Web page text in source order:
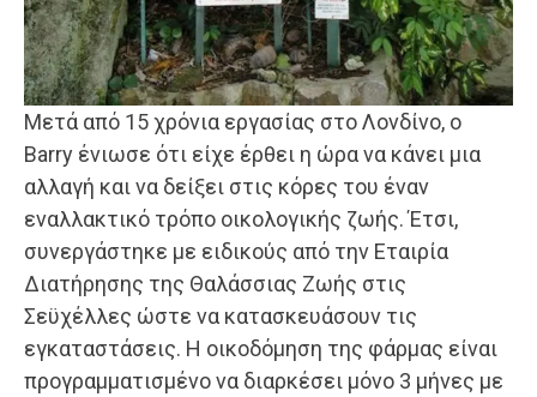
Μετά από 15 χρόνια εργασίας στο Λονδίνο, ο
Barry ένιωσε ότι είχε έρθει η ώρα να κάνει μια
αλλαγή και να δείξει στις κόρες του έναν
εναλλακτικό τρόπο οικολογικής ζωής. Έτσι,
συνεργάστηκε με ειδικούς από την Εταιρία
Διατήρησης της Θαλάσσιας Ζωής στις
Σεϋχέλλες ώστε να κατασκευάσουν τις
εγκαταστάσεις. Η οικοδόμηση της φάρμας είναι
προγραμματισμένο να διαρκέσει μόνο 3 μήνες με